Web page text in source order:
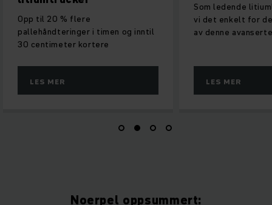
Som ledende litiumleverandør gjør
vi det enkelt for deg å dra nytte
av denne avanserte teknologien.
LES MER
Som et
integrert
litiumbatterier
LES MER
Noerpel oppsummert: